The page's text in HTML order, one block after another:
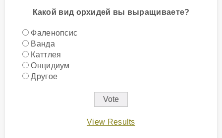
Какой вид орхидей вы выращиваете?
Фаленопсис
Ванда
Каттлея
Онцидиум
Другое
View Results